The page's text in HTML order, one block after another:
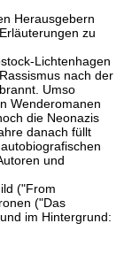
Herausgebern
zu
Lichtenhagen
nach der
Umso
Wenderomanen
die Neonazis
danach füllt
und
("From
("Das
im Hintergrund: